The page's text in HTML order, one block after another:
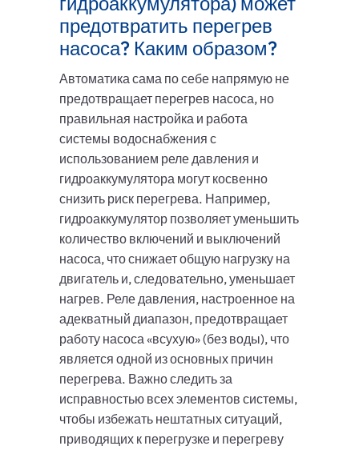
предотвратить перегрев
насоса? Каким образом?
Автоматика сама по себе напрямую не
предотвращает перегрев насоса, но
правильная настройка и работа
системы водоснабжения с
использованием реле давления и
гидроаккумулятора могут косвенно
снизить риск перегрева. Например,
гидроаккумулятор позволяет уменьшить
количество включений и выключений
насоса, что снижает общую нагрузку на
двигатель и, следовательно, уменьшает
нагрев. Реле давления, настроенное на
адекватный диапазон, предотвращает
работу насоса «всухую» (без воды), что
является одной из основных причин
перегрева. Важно следить за
исправностью всех элементов системы,
чтобы избежать нештатных ситуаций,
приводящих к перегрузке и перегреву